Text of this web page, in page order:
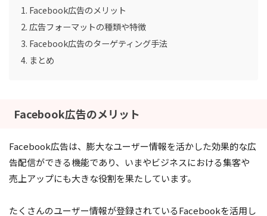
Facebook広告のメリット
広告フォーマットの種類や特徴
Facebook広告のターゲティング手法
まとめ
Facebook広告のメリット
Facebook広告は、膨大なユーザー情報を活かした効果的な広
告配信ができる機能であり、いまやビジネスにおける集客や
売上アップにも大きな役割を果たしています。
たくさんのユーザー情報が登録されているFacebookを活用し